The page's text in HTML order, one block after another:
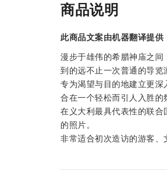
商品说明
此商品文案由机器翻译提供
漫步于雄伟的希腊神庙之
到的远不止一次普通的导览
专为渴望与目的地建立更
合在一个轻松而引人入胜的
在义大利最具代表性的联
的照片。
非常适合初次造访的游客、